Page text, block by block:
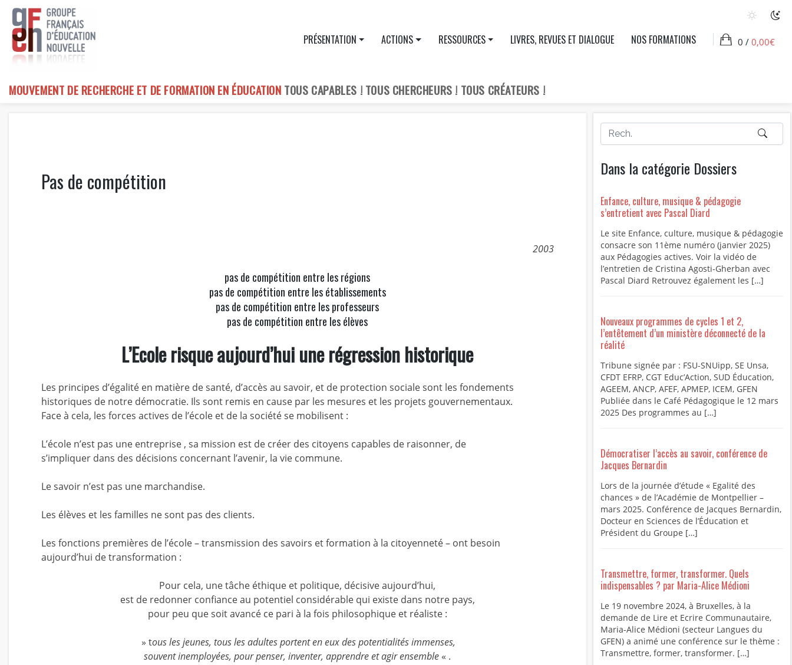
Skip
content
MOUVEMENT DE RECHERCHE ET DE FORMATION EN ÉDUCATION TOUS CAPABLES ! TOUS CHERCHEURS ! TOUS CRÉATEURS !
PRÉSENTATION ACTIONS RESSOURCES LIVRES, REVUES ET DIALOGUE NOS FORMATIONS 0 / 0,00€
Pas de compétition
2003
pas de compétition entre les régions
pas de compétition entre les établissements
pas de compétition entre les professeurs
pas de compétition entre les élèves
L’Ecole risque aujourd’hui une régression historique
Les principes d’égalité en matière de santé, d’accès au savoir, et de protection sociale sont les fondements
historiques de notre démocratie. Ils sont remis en cause par les mesures et les projets gouvernementaux.
Face à cela, les forces actives de l’école et de la société se mobilisent :
L’école n’est pas une entreprise , sa mission est de créer des citoyens capables de raisonner, de
s’impliquer dans des décisions concernant l’avenir, la vie commune.
Le savoir n’est pas une marchandise.
Les élèves et les familles ne sont pas des clients.
Les fonctions premières de l’école – transmission des savoirs et formation à la citoyenneté – ont besoin
aujourd’hui de transformation :
Pour cela, une tâche éthique et politique, décisive aujourd’hui,
est de redonner confiance au potentiel considérable qui existe dans notre pays,
pour peu que soit avancé ce pari à la fois philosophique et réaliste :
» tous les jeunes, tous les adultes portent en eux des potentialités immenses,
souvent inemployées, pour penser, inventer, apprendre et agir ensemble « .
Dans la catégorie Dossiers
Enfance, culture, musique & pédagogie
s’entretient avec Pascal Diard
Le site Enfance, culture, musique & pédagogie
consacre son 11ème numéro (janvier 2025)
aux Pédagogies actives. Voir la vidéo de
l’entretien de Cristina Agosti-Gherban avec
Pascal Diard Retrouvez également les […]
Nouveaux programmes de cycles 1 et 2,
l’entêtement d’un ministère déconnecté de la
réalité
Tribune signée par : FSU-SNUipp, SE Unsa,
CFDT EFRP, CGT Educ’Action, SUD Éducation,
AGEEM, ANCP, AFEF, APMEP, ICEM, GFEN
Publiée dans le Café Pédagogique le 12 mars
2025 Des programmes au […]
Démocratiser l’accès au savoir, conférence de
Jacques Bernardin
Lors de la journée d’étude « Egalité des
chances » de l’Académie de Montpellier –
mars 2025. Conférence de Jacques Bernardin,
Docteur en Sciences de l’Éducation et
Président du Groupe […]
Transmettre, former, transformer. Quels
indispensables ? par Maria-Alice Médioni
Le 19 novembre 2024, à Bruxelles, à la
demande de Lire et Ecrire Communautaire,
Maria-Alice Médioni (secteur Langues du
GFEN) a animé une conférence sur le thème :
Transmettre, former, transformer. […]